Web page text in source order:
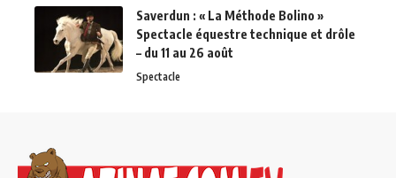
Saverdun : « La Méthode Bolino »
Spectacle équestre technique et drôle
– du 11 au 26 août
Spectacle